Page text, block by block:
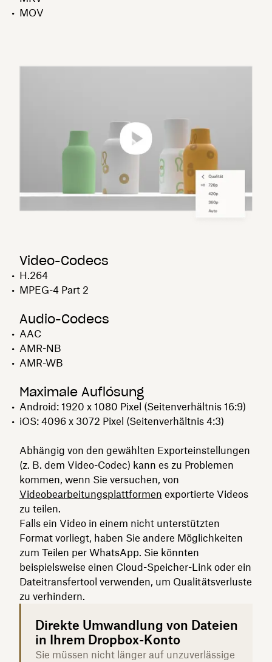
MOV
Video-Codecs
H.264
MPEG-4 Part 2
Audio-Codecs
AAC
AMR-NB
AMR-WB
Maximale Auflösung
Android: 1920 x 1080 Pixel (Seitenverhältnis 16:9)
iOS: 4096 x 3072 Pixel (Seitenverhältnis 4:3)
Abhängig von den gewählten Exporteinstellungen
(z. B. dem Video-Codec) kann es zu Problemen
kommen, wenn Sie versuchen, von
Videobearbeitungsplattformen exportierte Videos
zu teilen.
Falls ein Video in einem nicht unterstützten
Format vorliegt, haben Sie andere Möglichkeiten
zum Teilen per WhatsApp. Sie könnten
beispielsweise einen Cloud-Speicher-Link oder ein
Dateitransfertool verwenden, um Qualitätsverluste
zu verhindern.
Direkte Umwandlung von Dateien
in Ihrem Dropbox-Konto
Sie müssen nicht länger auf unzuverlässige